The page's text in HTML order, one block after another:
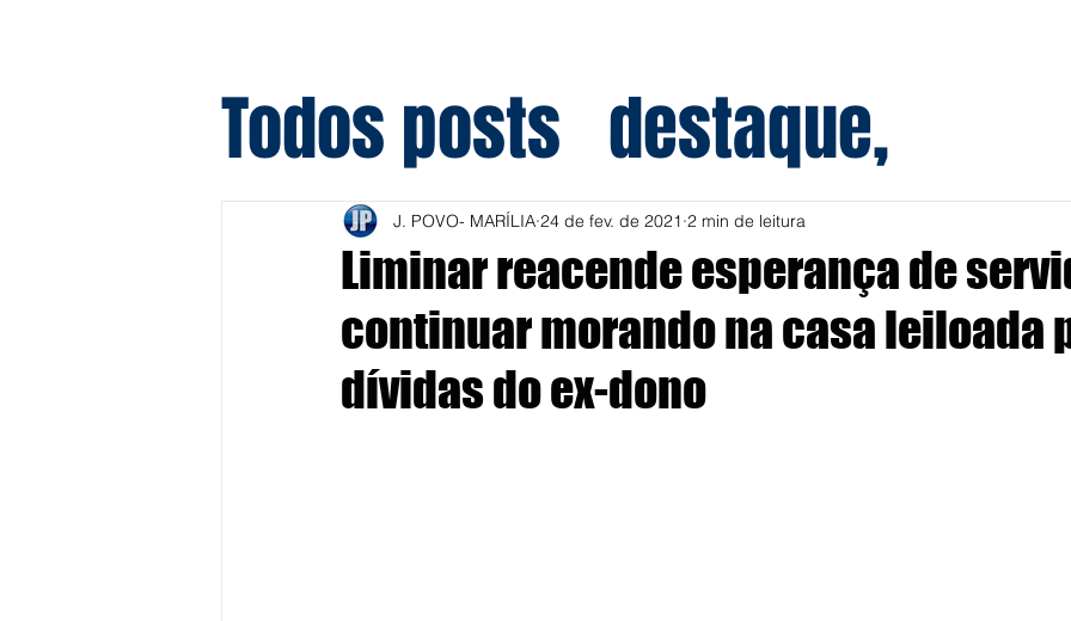
Todos posts destaque,
Liminar reacende esperança de
continuar morando na casa leiloada
dívidas do ex-dono
J. POVO- MARÍLIA 24 de fev. de 2021 2 min de leitura